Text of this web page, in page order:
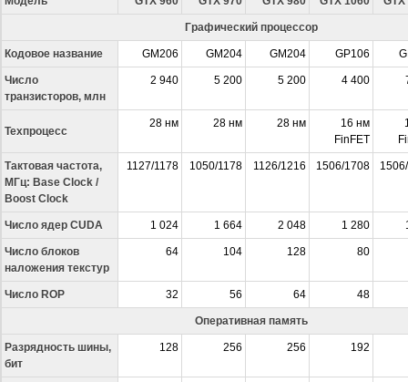
Графический процессор
Кодовое название GM206 GM204 GM204 GP106
Число
транзисторов, млн
2 940 5 200 5 200 4 400
Техпроцесс
28 нм 28 нм 28 нм
16 нм
FinFET
Тактовая частота,
МГц: Base Clock /
Boost Clock
1127/1178 1050/1178 1126/1216 1506/1708
Число ядер CUDA 1 024 1 664 2 048 1 280
Число блоков
наложения текстур
64 104 128 80
Число ROP 32 56 64 48
Оперативная память
Разрядность шины,
бит
128 256 256 192